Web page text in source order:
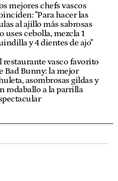
mejores chefs vascos
"Para hacer las
al ajillo más sabrosas
uses cebolla, mezcla 1
y 4 dientes de ajo"
restaurante vasco favorito
Bad Bunny: la mejor
asombrosas gildas y
rodaballo a la parrilla